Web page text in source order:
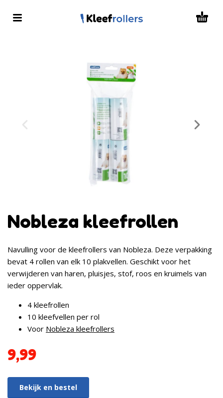
Nobleza kleefrollen
Navulling voor de kleefrollers van Nobleza. Deze verpakking
bevat 4 rollen van elk 10 plakvellen. Geschikt voor het
verwijderen van haren, pluisjes, stof, roos en kruimels van
ieder oppervlak.
4 kleefrollen
10 kleefvellen per rol
Voor Nobleza kleefrollers
9,99
Bekijk en bestel